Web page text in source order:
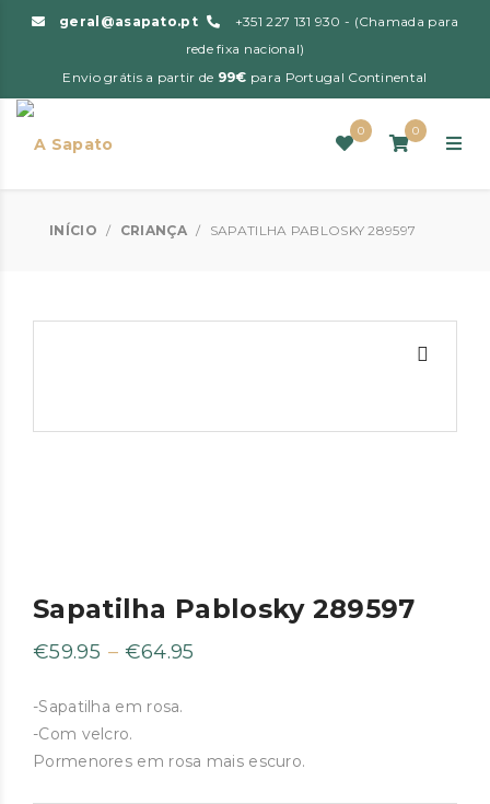
geral@asapato.pt
+351 227 131 930 - (Chamada para
rede fixa nacional)
Envio grátis a partir de 99€ para Portugal Continental
0 0
INÍCIO / CRIANÇA / SAPATILHA PABLOSKY 289597
Sapatilha Pablosky 289597
€59.95 – €64.95
€64.95
-Sapatilha em rosa.
-Com velcro.
Pormenores em rosa mais escuro.